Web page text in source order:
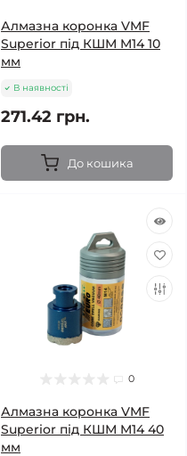
Алмазна коронка VMF
Superior під КШМ M14 10
мм
В наявності
271.42 грн.
До кошика
0
Алмазна коронка VMF
Superior під КШМ M14 40
мм